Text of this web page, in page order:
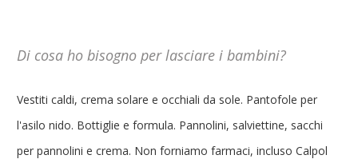
Di cosa ho bisogno per lasciare i bambini?
Vestiti caldi, crema solare e occhiali da sole. Pantofole per
l'asilo nido. Bottiglie e formula. Pannolini, salviettine, sacchi
per pannolini e crema. Non forniamo farmaci, incluso Calpol